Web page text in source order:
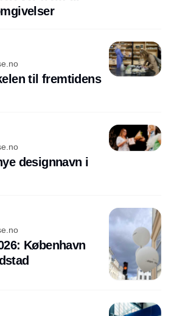
til fremtidens
designnavn i
København